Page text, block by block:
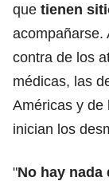
que tienen
acompañarse.
contra de los
médicas, las
Américas y de
inician los
"No hay nada